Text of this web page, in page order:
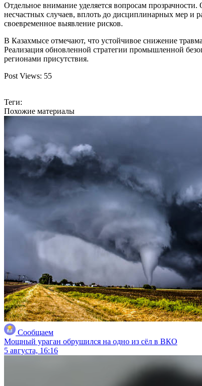
Отдельное внимание уделяется вопросам
несчастных случаев, вплоть до дисциплинарных мер и
своевременное выявление рисков.
В Казахмысе отмечают, что устойчивое снижение
Реализация обновленной стратегии промышленной
регионами присутствия.
Post Views: 55
Теги:
Похожие материалы
Сообщаем
Мощный ураган обрушился на одно из сёл в ВКО
5 августа, 16:16